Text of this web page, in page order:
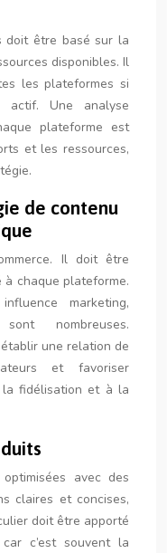
doit être basé sur la
disponibles. Il
les plateformes si
Une analyse
plateforme est
et les ressources,
de contenu
Il doit être
chaque plateforme.
marketing,
nombreuses.
une relation de
et favoriser
la fidélisation et à la
avec des
claires et concises,
doit être apporté
c’est souvent la